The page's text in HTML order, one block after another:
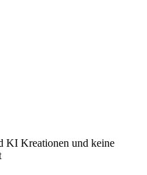
KI Kreationen und keine